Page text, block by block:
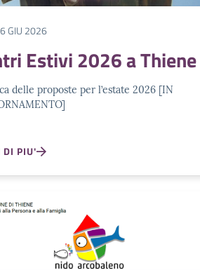
GIU 2026
Estivi 2026 a Thiene
delle proposte per l’estate 2026 [IN
DI PIU'